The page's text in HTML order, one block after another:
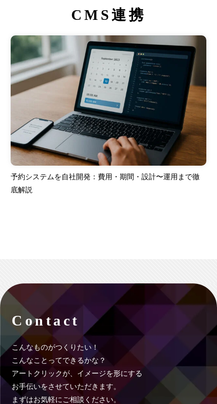
CMS連携
予約システムを自社開発：費用・期間・設計〜運用まで徹
底解説
Contact
こんなものがつくりたい！
こんなことってできるかな？
アートクリックが、イメージを形にする
お手伝いをさせていただきます。
まずはお気軽にご相談ください。